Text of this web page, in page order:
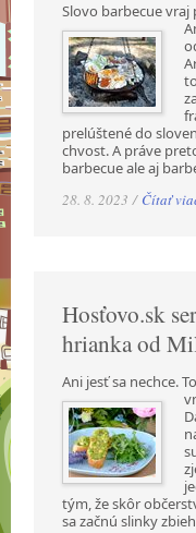
Slovo barbecue
prelúštené do
chvost. A práve
barbecue ale aj
28. 8. 2023 / Čítať
Hosťovo.sk
hrianka od
Ani jesť sa nechce.
tým, že skôr
sa začnú slinky